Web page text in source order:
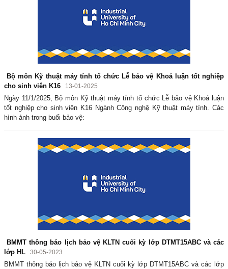
Bộ môn Kỹ thuật máy tính tổ chức Lễ bảo vệ Khoá luận tốt nghiệp
cho sinh viên K16
13-01-2025
Ngày 11/1/2025, Bộ môn Kỹ thuật máy tính tổ chức Lễ bảo vệ Khoá luận
tốt nghiệp cho sinh viên K16 Ngành Công nghệ Kỹ thuật máy tính. Các
hình ảnh trong buổi bảo vệ:
BMMT thông báo lịch bảo vệ KLTN cuối kỳ lớp DTMT15ABC và các
lớp HL
30-05-2023
BMMT thông báo lịch bảo vệ KLTN cuối kỳ lớp DTMT15ABC và các lớp